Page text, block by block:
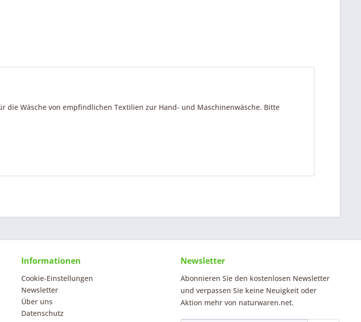
die Wäsche von empfindlichen Textilien zur Hand- und Maschinenwäsche. Bitte
Informationen
Cookie-Einstellungen
Newsletter
Über uns
Datenschutz
Newsletter
Abonnieren Sie den kostenlosen Newsletter
und verpassen Sie keine Neuigkeit oder
Aktion mehr von naturwaren.net.